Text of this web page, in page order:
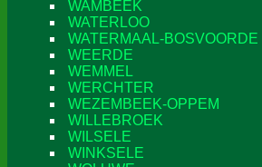
WAMBEEK
WATERLOO
WATERMAAL-BOSVOORDE
WEERDE
WEMMEL
WERCHTER
WEZEMBEEK-OPPEM
WILLEBROEK
WILSELE
WINKSELE